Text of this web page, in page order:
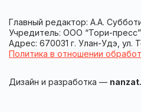
Главный редактор: А.А.
Учредитель: ООО “Тори-пресс”
Адрес: 670031 г. Улан-Удэ, ул.
Политика в отношении
Дизайн и разработка —